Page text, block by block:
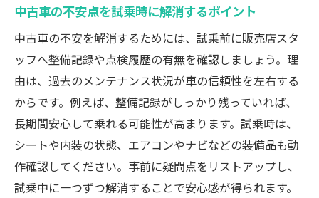
中古車の不安点を試乗時に解消するポイント
中古車の不安を解消するためには、試乗前に販売店スタ
ッフへ整備記録や点検履歴の有無を確認しましょう。理
由は、過去のメンテナンス状況が車の信頼性を左右する
からです。例えば、整備記録がしっかり残っていれば、
長期間安心して乗れる可能性が高まります。試乗時は、
シートや内装の状態、エアコンやナビなどの装備品も動
作確認してください。事前に疑問点をリストアップし、
試乗中に一つずつ解消することで安心感が得られます。